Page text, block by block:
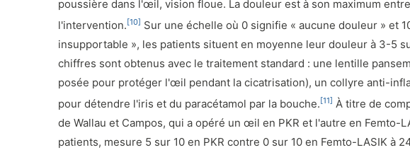
poussière dans l'œil, vision floue. La douleur est à son maximum
l'intervention. [10] Sur une échelle où 0 signifie « aucune douleur » et
insupportable », les patients situent en moyenne leur douleur à 3-5
chiffres sont obtenus avec le traitement standard : une lentille
posée pour protéger l'œil pendant la cicatrisation), un collyre anti-
pour détendre l'iris et du paracétamol par la bouche. [11] À titre de
de Wallau et Campos, qui a opéré un œil en PKR et l'autre en Femto-
patients, mesure 5 sur 10 en PKR contre 0 sur 10 en Femto-LASIK à